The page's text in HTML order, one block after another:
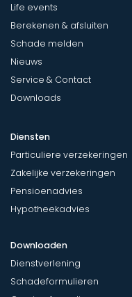
Life events
Berekenen & afsluiten
Schade melden
Nieuws
Service & Contact
Downloads
Diensten
Particuliere verzekeringen
Zakelijke verzekeringen
Pensioenadvies
Hypotheekadvies
Downloaden
Dienstverlening
Schadeformulieren